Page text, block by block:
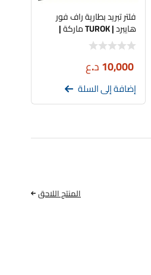
فلتر تبريد بطارية راف فور
هايبرد | TUROK ماركة |
تجاري
10,000د.ع
إضافة إلى السلة
المنتج اللاحق